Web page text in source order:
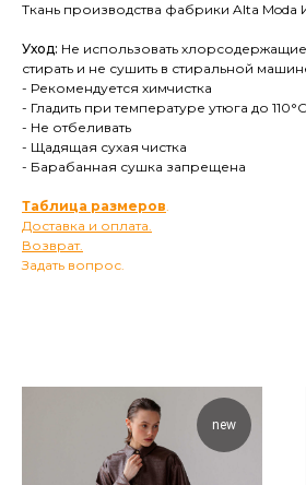
Ткань производства фабрики Alta Moda
Уход: Не использовать
стирать и не сушить в стиральной
- Рекомендуется химчистка
- Гладить при температуре утюга до 110°C
- Не отбеливать
- Щадящая сухая чистка
- Барабанная сушка запрещена
Таблица размеров.
Доставка и оплата.
Возврат.
Задать вопрос.
new